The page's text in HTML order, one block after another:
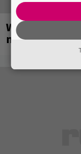
Weezer palaa